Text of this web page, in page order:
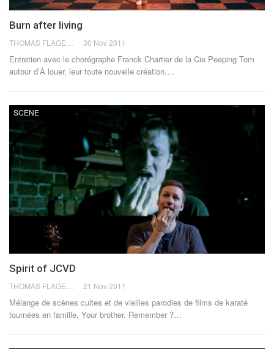
Burn after living
THOMAS FLAGEL 30 Nov 2011
Entretien avec le chorégraphe Franck Chartier de la Cie Peeping Tom
autour d’À louer, leur toute nouvelle création.…
SCÈNE
Spirit of JCVD
21 Nov 2011
Mélange de scènes cultes et de vieilles parodies de films de karaté
tournées en famille, Your brother. Remember ?…